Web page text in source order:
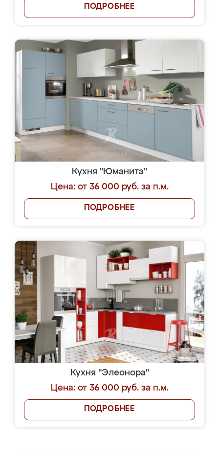
ПОДРОБНЕЕ
Кухня "Юманита"
Цена: от 36 000 руб. за п.м.
ПОДРОБНЕЕ
Кухня "Элеонора"
Цена: от 36 000 руб. за п.м.
ПОДРОБНЕЕ